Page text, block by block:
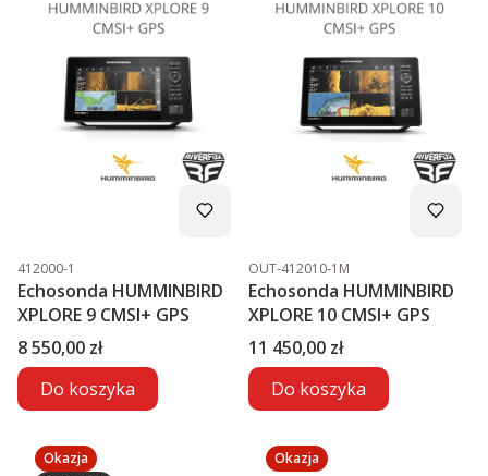
Kod produktu
412000-1
Echosonda HUMMINBIRD
XPLORE 9 CMSI+ GPS
Cena
8 550,00 zł
Do koszyka
Kod produktu
OUT-412010-1M
Echosonda HUMMINBIRD
XPLORE 10 CMSI+ GPS
Cena
11 450,00 zł
Do koszyka
Okazja
Okazja